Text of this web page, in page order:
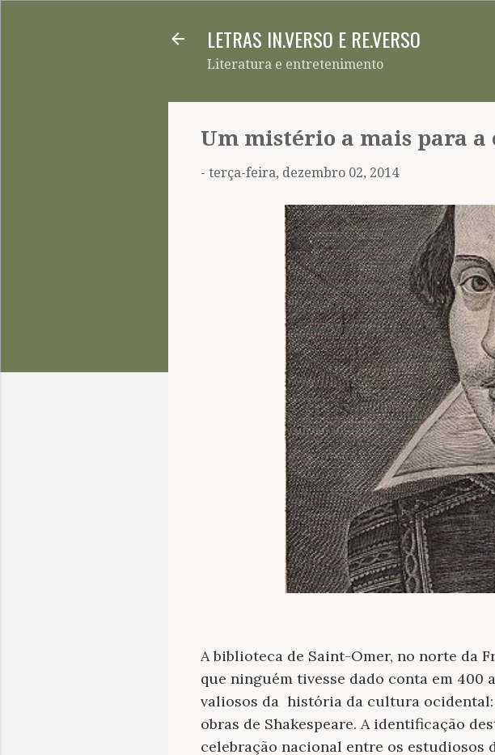
LETRAS IN.VERSO E RE.VERSO
Literatura e entretenimento
Um mistério a mais para
- terça-feira, dezembro 02, 2014
A biblioteca de Saint-Omer, no norte da
que ninguém tivesse dado conta em 400
valiosos da história da cultura
obras de Shakespeare. A identificação
celebração nacional entre os estudiosos